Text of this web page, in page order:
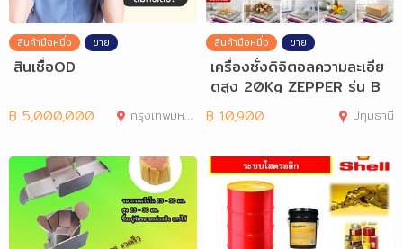
สินค้ามือหนึ่ง ขาย
สินเชื่อOD
฿ 5,000,000 กรุงเทพมหานคร
สินค้ามือหนึ่ง ขาย
เครื่องชั่งดิจิตอลความละเอีย
ดสูง 20Kg ZEPPER รุ่น B
CC20001
฿ 10,900 ปทุมธานี